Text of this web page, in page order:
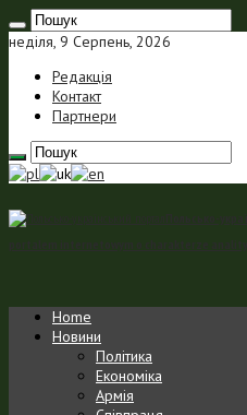
неділя, 9 Серпень, 2026
Редакція
Контакт
Партнери
Home
Новини
Політика
Економіка
Армія